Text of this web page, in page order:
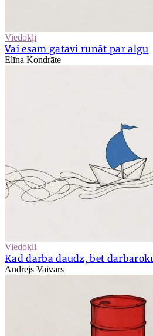
Viedokļi
Vai esam gatavi runāt par algu
Elīna Kondrāte
Viedokļi
Kad darba daudz, bet
Andrejs Vaivars